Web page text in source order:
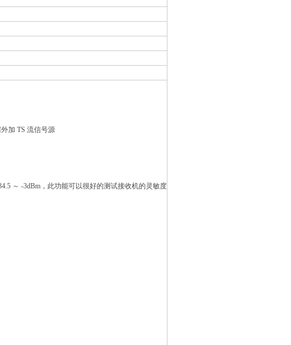
加 TS 流信号源
～ -3dBm，此功能可以很好的测试接收机的灵敏度